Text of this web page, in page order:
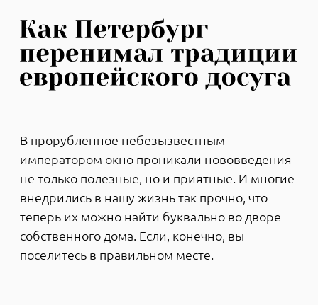
не только полезные, но и приятные. И многие
внедрились в нашу жизнь так прочно, что
теперь их можно найти буквально во дворе
собственного дома. Если, конечно, вы
поселитесь в правильном месте.
ЗИМНЕЕ ВЕСЕЛЬЕ ПО-НЕМЕЦКИ